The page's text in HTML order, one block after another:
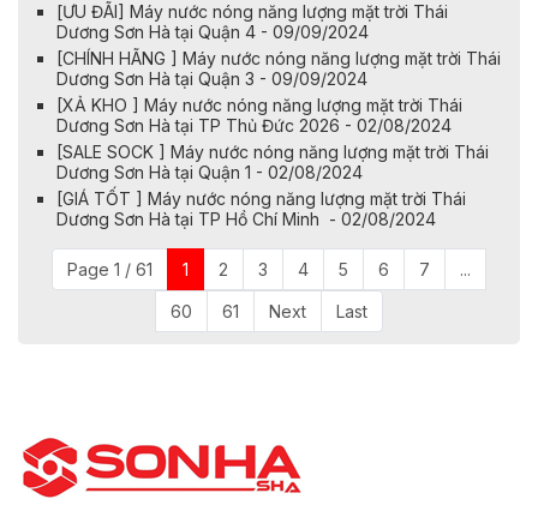
[ƯU ĐÃI] Máy nước nóng năng lượng mặt trời Thái
Dương Sơn Hà tại Quận 4 - 09/09/2024
[CHÍNH HÃNG ] Máy nước nóng năng lượng mặt trời Thái
Dương Sơn Hà tại Quận 3 - 09/09/2024
[XẢ KHO ] Máy nước nóng năng lượng mặt trời Thái
Dương Sơn Hà tại TP Thủ Đức 2026 - 02/08/2024
[SALE SOCK ] Máy nước nóng năng lượng mặt trời Thái
Dương Sơn Hà tại Quận 1 - 02/08/2024
[GIÁ TỐT ] Máy nước nóng năng lượng mặt trời Thái
Dương Sơn Hà tại TP Hồ Chí Minh - 02/08/2024
Page 1 / 61 1 2 3 4 5 6 7 ...
60 61 Next Last